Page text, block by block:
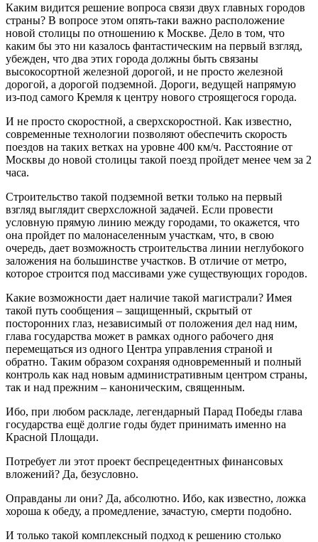
Каким видится решение вопроса связи двух главных городов
страны? В вопросе этом опять-таки важно расположение
новой столицы по отношению к Москве. Дело в том, что
каким бы это ни казалось фантастическим на первый взгляд,
убежден, что два этих города должны быть связаны
высокосортной железной дорогой, и не просто железной
дорогой, а дорогой подземной. Дороги, ведущей напрямую
из-под самого Кремля к центру нового строящегося города.
И не просто скоростной, а сверхскоростной. Как известно,
современные технологии позволяют обеспечить скорость
поездов на таких ветках на уровне 400 км/ч. Расстояние от
Москвы до новой столицы такой поезд пройдет менее чем за 2
часа.
Строительство такой подземной ветки только на первый
взгляд выглядит сверхсложной задачей. Если провести
условную прямую линию между городами, то окажется, что
она пройдет по малонаселенным участкам, что, в свою
очередь, дает возможность строительства линии неглубокого
заложения на большинстве участков. В отличие от метро,
которое строится под массивами уже существующих городов.
Какие возможности дает наличие такой магистрали? Имея
такой путь сообщения – защищенный, скрытый от
посторонних глаз, независимый от положения дел над ним,
глава государства может в рамках одного рабочего дня
перемещаться из одного Центра управления страной и
обратно. Таким образом сохраняя одновременный и полный
контроль как над новым административным центром страны,
так и над прежним – каноническим, священным.
Ибо, при любом раскладе, легендарный Парад Победы глава
государства ещё долгие годы будет принимать именно на
Красной Площади.
Потребует ли этот проект беспрецедентных финансовых
вложений? Да, безусловно.
Оправданы ли они? Да, абсолютно. Ибо, как известно, ложка
хороша к обеду, а промедление, зачастую, смерти подобно.
И только такой комплексный подход к решению столько